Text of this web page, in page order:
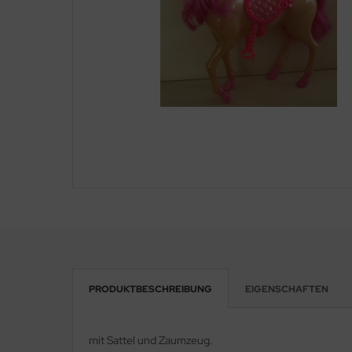
PRODUKTBESCHREIBUNG EIGENSCHAFTEN
mit Sattel und Zaumzeug.